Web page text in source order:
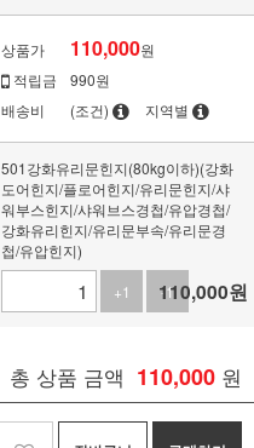
상품가 110,000원
적립금
990원
배송비
(조건) 지역별
501강화유리문힌지(80kg이하)(강화
도어힌지/플로어힌지/유리문힌지/샤
워부스힌지/샤워브스경첩/유압경첩/
강화유리힌지/유리문부속/유리문경
첩/유압힌지)
+1
-1
110,000원
총 상품 금액 110,000 원